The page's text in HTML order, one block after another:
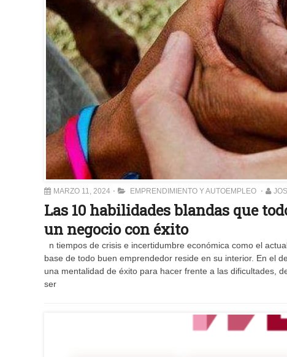
MARZO 11, 2024 EMPRENDIMIENTO Y AUTOEMPLEO
Las 10 habilidades blandas que
un negocio con éxito
n tiempos de crisis e incertidumbre económica como el
base de todo buen emprendedor reside en su interior. En el
una mentalidad de éxito para hacer frente a las dificultades,
ser